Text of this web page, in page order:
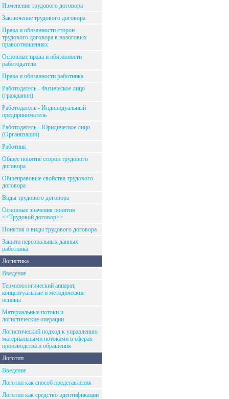
Изменение трудового договора
Заключение трудового договора
Права и обязанности сторон
трудового договора в налоговых
правоотношениях
Основные права и обязанности
работодателя
Права и обязанности работника
Работодатель - Физическое лицо
(гражданин)
Работодатель - Индивидуальный
предприниматель
Работодатель - Юридическое лицо
(Организация)
Работник
Общее понятие сторон трудового
договора
Общеправовые свойства трудового
договора
Виды трудового договора
Основные значения понятия
<<Трудовой договор>>
Понятия и виды трудового договора
Защита персональных данных
работника
Логистика
Введение
Терминологический аппарат,
концептуальные и методические
основы
Материальные потоки и
логистические операции
Логистический подход к управлению
материальными потоками в сферах
производства и обращения
Логотип
Введение
Логотип как способ представления
Логотип как средство идентификации